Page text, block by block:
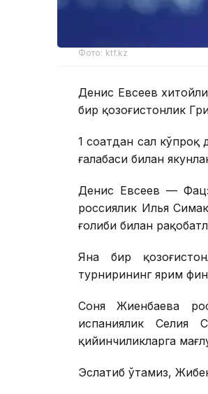
Фото: ktf.kz
Денис Евсеев
бир қозоғистонлик
1 соатдан сал кўпроқ
ғалабаси билан
Денис Евсеев —
россиялик Илья
ғолиби билан
Яна бир
турнирининг ярим
Соня Жиенбаева
испаниялик Селия
қийинчиликларга
Эслатиб ўтамиз,